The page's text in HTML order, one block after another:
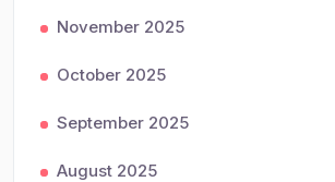
November 2025
October 2025
September 2025
August 2025